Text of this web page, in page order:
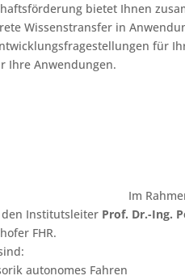
bietet Ihnen
Wissenstransfer in
für
Ihre Anwendungen.
Institutsleiter Prof. Dr.-Ing.
FHR.
Im
autonomes Fahren